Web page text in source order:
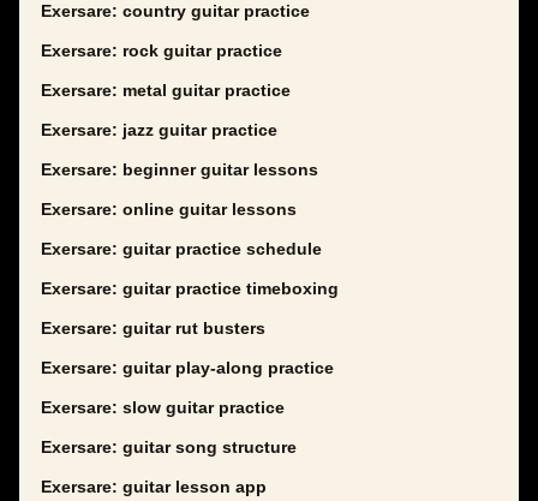
Exersare: country guitar practice
Exersare: rock guitar practice
Exersare: metal guitar practice
Exersare: jazz guitar practice
Exersare: beginner guitar lessons
Exersare: online guitar lessons
Exersare: guitar practice schedule
Exersare: guitar practice timeboxing
Exersare: guitar rut busters
Exersare: guitar play-along practice
Exersare: slow guitar practice
Exersare: guitar song structure
Exersare: guitar lesson app